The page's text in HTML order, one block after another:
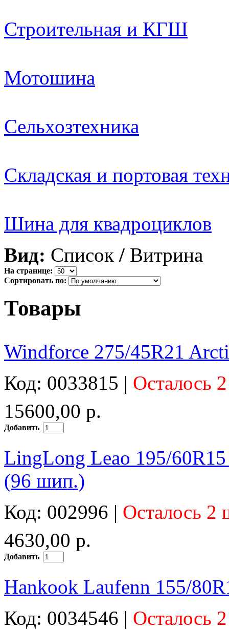
Строительная и КГШ
Мотошина
Сельхозтехника
Складская и портовая
Шина для квадроциклов
Вид: Список / Витрина
На странице:
Сортировать по:
Товары
Windforce 275/45R21
Код: 0033815 | Осталось
15600,00 р.
Добавить
LingLong Leao 195/
(96 шип.)
Код: 002996 | Осталось 2
4630,00 р.
Добавить
Hankook Laufenn 155/
Код: 0034546 | Осталось